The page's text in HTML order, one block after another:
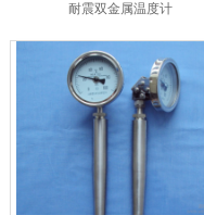
耐震双金属温度计